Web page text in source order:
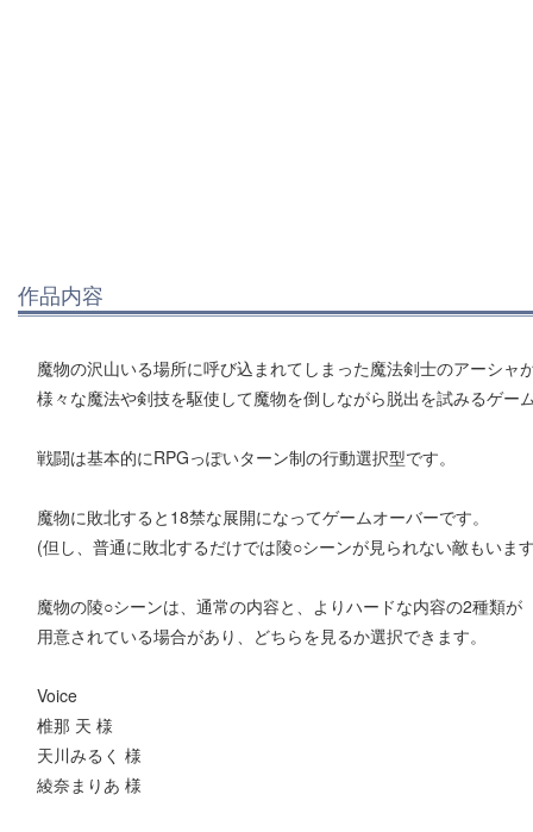
作品内容
魔物の沢山いる場所に呼び込まれてしまった魔法剣士のアーシャ
様々な魔法や剣技を駆使して魔物を倒しながら脱出を試みるゲー
戦闘は基本的にRPGっぽいターン制の行動選択型です。
魔物に敗北すると18禁な展開になってゲームオーバーです。
(但し、普通に敗北するだけでは陵○シーンが見られない敵もいま
魔物の陵○シーンは、通常の内容と、よりハードな内容の2種類が
用意されている場合があり、どちらを見るか選択できます。
Voice
椎那 天 様
天川みるく 様
綾奈まりあ 様